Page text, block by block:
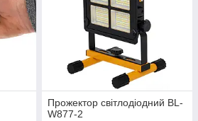
Прожектор світлодіодний BL-
W877-2